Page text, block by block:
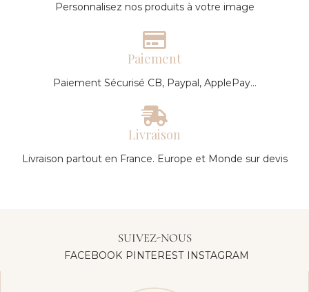
Personnalisez nos produits à votre image
Paiement
Paiement Sécurisé CB, Paypal, ApplePay…
Livraison
Livraison partout en France. Europe et Monde sur devis
SUIVEZ-NOUS
FACEBOOK PINTEREST INSTAGRAM